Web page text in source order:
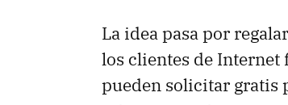
La idea pasa por
los clientes de Internet
pueden solicitar gratis